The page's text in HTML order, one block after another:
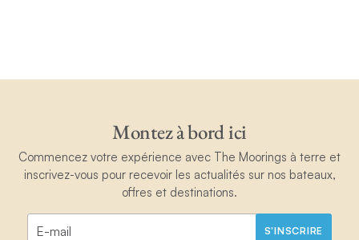
Montez à bord ici
Commencez votre expérience avec The Moorings à terre et
inscrivez-vous pour recevoir les actualités sur nos bateaux,
offres et destinations.
S'INSCRIRE